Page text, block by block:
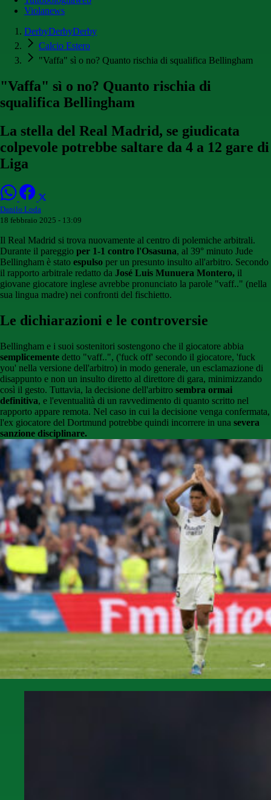
Violanews
DerbyDerbyDerby
Calcio Estero
"Vaffa" sì o no? Quanto rischia di squalifica Bellingham
"Vaffa" sì o no? Quanto rischia di
squalifica Bellingham
La stella del Real Madrid, se giudicata
colpevole potrebbe saltare da 4 a 12 gare di
Liga
Danilo Loda
18 febbraio 2025 - 13:09
Il Real Madrid si trova nuovamente al centro di polemiche arbitrali.
Durante il pareggio per 1-1 contro l'Osasuna, al 39° minuto Jude
Bellingham è stato espulso per un presunto insulto all'arbitro. Secondo
il rapporto arbitrale redatto da José Luis Munuera Montero, il
giovane giocatore inglese avrebbe pronunciato la parole "vaff.." (nella
sua lingua madre) nei confronti del fischietto.
Le dichiarazioni e le controversie
Bellingham e i suoi sostenitori sostengono che il giocatore abbia
semplicemente detto "vaff..", ('fuck off' secondo il giocatore, 'fuck
you' nella versione dell'arbitro) in modo generale, un esclamazione di
disappunto e non un insulto diretto al direttore di gara, minimizzando
così il gesto. Tuttavia, la decisione dell'arbitro sembra ormai
definitiva, e l'eventualità di un ravvedimento di quanto scritto nel
rapporto appare remota. Nel caso in cui la decisione venga confermata,
l'ex giocatore del Dortmund potrebbe quindi incorrere in una severa
sanzione disciplinare.